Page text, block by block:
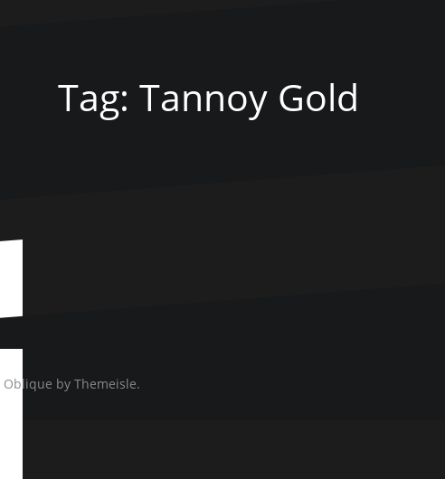
Tag: Tannoy Gold
Oblique by Themeisle.